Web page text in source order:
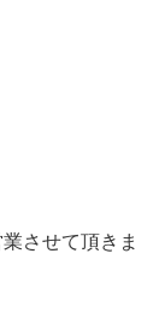
させて頂きま